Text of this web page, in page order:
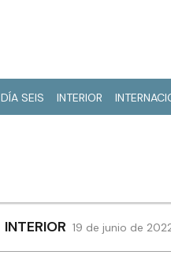
DÍA SEIS INTERIOR
INTERIOR 19 de junio de